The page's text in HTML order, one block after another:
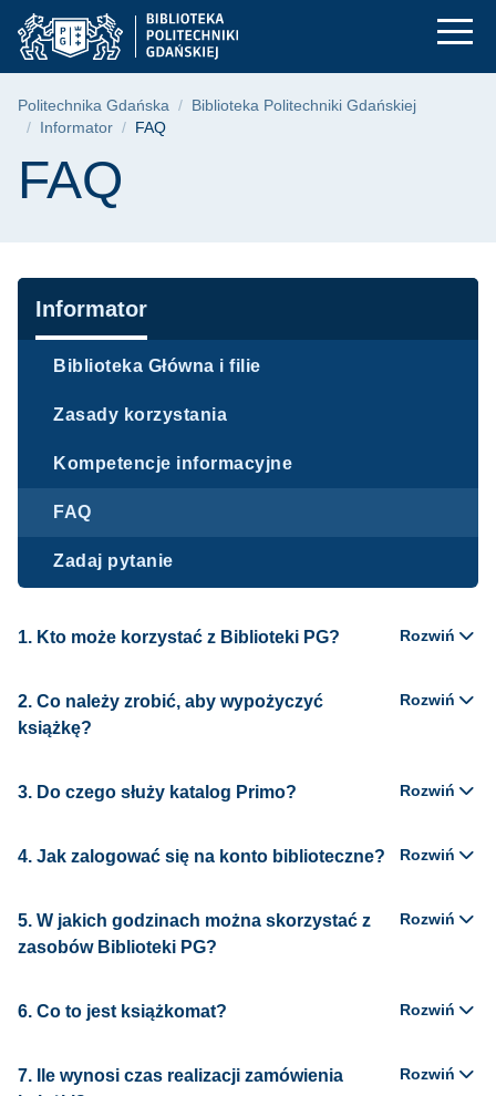
Przejdź
do
menu
Przejdź
do
wyszukiwarki
Przejdź
do
treści
FAQ | Politechnika
Ścieżka nawigacyjna
Politechnika Gdańska
Biblioteka Politechniki Gdańskiej
Informator
FAQ
Treść strony
FAQ
Nawigacja
Informator
Biblioteka Główna i filie
Zasady korzystania
Kompetencje informacyjne
FAQ
Zadaj pytanie
1. Kto może korzystać z Biblioteki PG? Rozwiń
2. Co należy zrobić, aby wypożyczyć
książkę?
Rozwiń
3. Do czego służy katalog Primo? Rozwiń
4. Jak zalogować się na konto biblioteczne? Rozwiń
5. W jakich godzinach można skorzystać z
zasobów Biblioteki PG?
Rozwiń
6. Co to jest książkomat? Rozwiń
7. Ile wynosi czas realizacji zamówienia
Rozwiń